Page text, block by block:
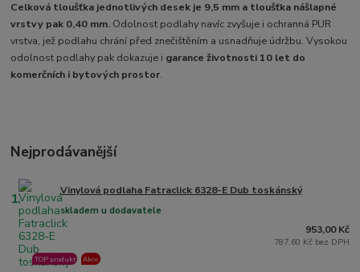
Celková tloušťka jednotlivých desek je 9,5 mm a tloušťka nášlapné
vrstvy pak 0,40 mm. Odolnost podlahy navíc zvyšuje i ochranná PUR
vrstva, jež podlahu chrání před znečištěním a usnadňuje údržbu. Vysokou
odolnost podlahy pak dokazuje i garance životnosti 10 let do
komerčních i bytových prostor.
Nejprodávanější
1. Vinylová podlaha Fatraclick 6328-E Dub toskánský
skladem u dodavatele
TOP produkt Akce
953,00 Kč
787,60 Kč bez DPH